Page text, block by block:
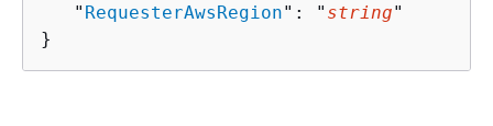
   "
RequesterAwsRegion": " string"
}